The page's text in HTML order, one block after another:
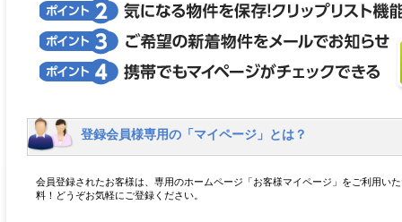
登録会員様専用の「マイページ」とは？
会員登録されたお客様は、専用のホームページ「お客様マイページ」をご利用い
料！どうぞお気軽にご登録ください。